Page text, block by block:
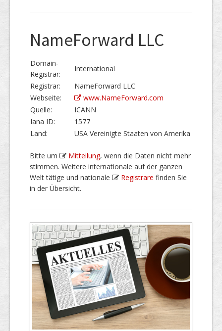
NameForward LLC
Domain-
Registrar:
International
Registrar:
NameForward LLC
Webseite:
www.NameForward.com
Quelle:
ICANN
Iana ID:
1577
Land:
USA Vereinigte Staaten von Amerika
Bitte um Mitteilung, wenn die Daten nicht mehr
stimmen. Weitere internationale auf der ganzen
Welt tätige und nationale
Registrare finden Sie
in der Übersicht.